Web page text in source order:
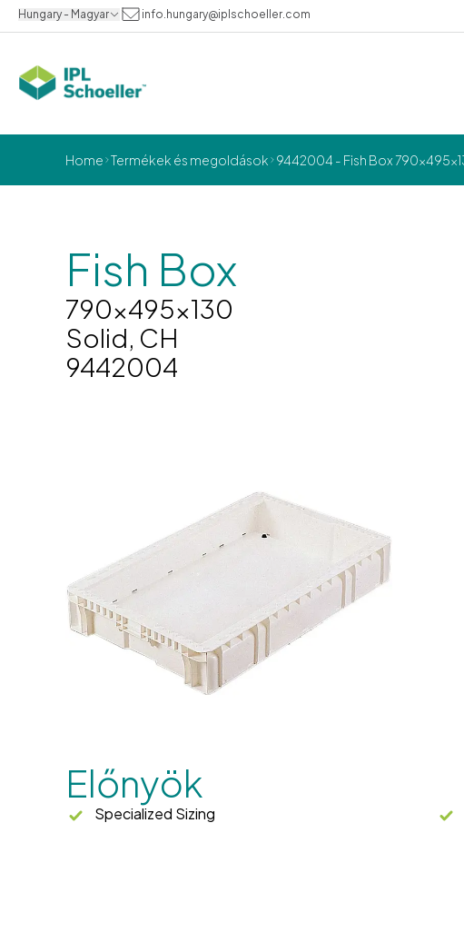
Hungary - Magyar info.hungary@iplschoeller.com
Home Termékek és megoldások 9442004 - Fish Box
Fish Box
790x495x130
Solid, CH
9442004
Előnyök
Specialized Sizing